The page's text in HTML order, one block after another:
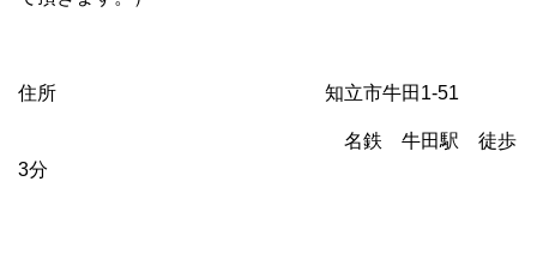
住所 知立市牛田1-51
名鉄 牛田駅 徒歩
3分